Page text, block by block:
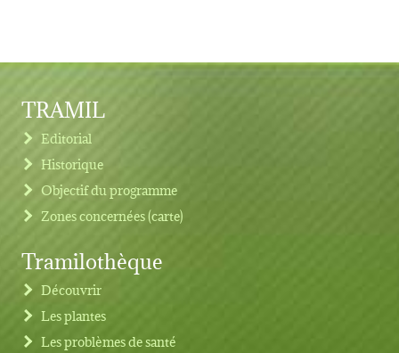
TRAMIL
Editorial
Historique
Objectif du programme
Zones concernées (carte)
Tramilothèque
Découvrir
Les plantes
Les problèmes de santé